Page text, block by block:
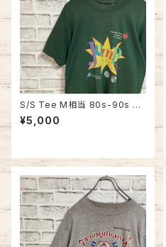
S/S Tee M相当 80s-90s vi
ntage バックプリント 両面プリ
ント Tシャツ シングルステッチ
¥5,000